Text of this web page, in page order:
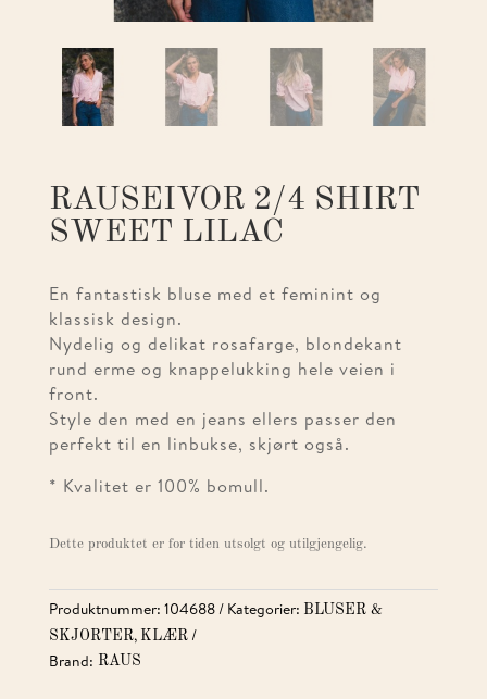
RAUSEIVOR 2/4 SHIRT
SWEET LILAC
En fantastisk bluse med et feminint og
klassisk design.
Nydelig og delikat rosafarge, blondekant
rund erme og knappelukking hele veien i
front.
Style den med en jeans ellers passer den
perfekt til en linbukse, skjørt også.
* Kvalitet er 100% bomull.
Dette produktet er for tiden utsolgt og utilgjengelig.
Produktnummer: 104688 Kategorier: BLUSER &
SKJORTER, KLÆR
Brand: RAUS